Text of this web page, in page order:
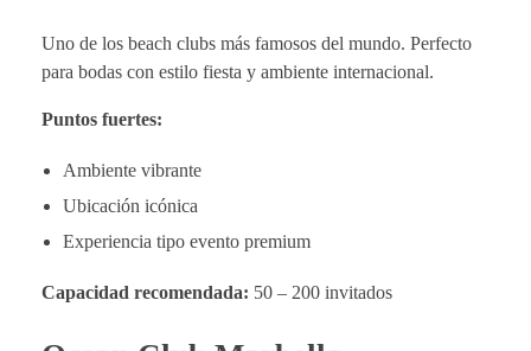
Uno de los beach clubs más famosos del mundo. Perfecto
para bodas con estilo fiesta y ambiente internacional.
Puntos fuertes:
Ambiente vibrante
Ubicación icónica
Experiencia tipo evento premium
Capacidad recomendada: 50 – 200 invitados